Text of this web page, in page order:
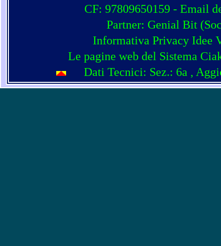
CF: 97809650159 - Email
Partner: Genial Bit (
Informativa Privacy Idee
Le pagine web del Sistema
Dati Tecnici: Sez.: 6a ,